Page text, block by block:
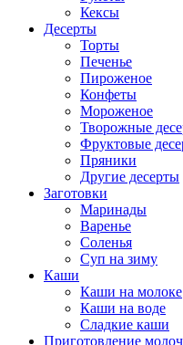
Кексы
Десерты
Торты
Печенье
Пироженое
Конфеты
Мороженое
Творожные
Фруктовые
Пряники
Другие десерты
Заготовки
Маринады
Варенье
Соленья
Суп на зиму
Каши
Каши на молоке
Каши на воде
Сладкие каши
Приготовление